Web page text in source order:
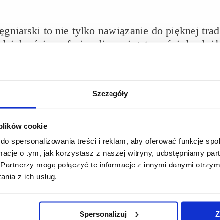
Szczegóły
cookie
spersonalizowania treści i reklam, aby oferować funkcje
o tym, jak korzystasz z naszej witryny, udostępniamy
mogą połączyć te informacje z innymi danymi
z ich usług.
Spersonalizuj
to nie tylko nawiązanie do pięknej
profesjonalizmu i gotowości do
potrzebuje profesjonalistów łączących
absolwenci wchodzą do zawodu
które od lat kształtujemy na Uniwersytecie
dla drugiego człowieka i dążenia do
Reich, Rektor Uniwersytetu Rzeszowskiego.
natomiast obowiązek noszenia czepków
codziennego stroju zawodowego, jego symbolika
oraz uroczystym wprowadzeniem
na kierunku pielęgniarstwo od 2003 roku. Pierwsi
już ponad 4 tysiące absolwentów tego kierunku,
zdrowia w kraju i za granicą.